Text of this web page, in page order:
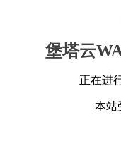
堡塔云
正在进
本站